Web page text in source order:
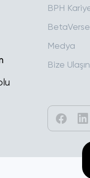
BPH
Medya
Bize Ulaşın